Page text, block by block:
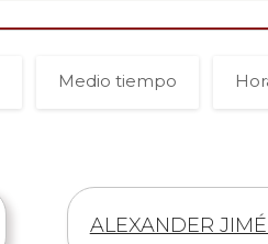
Medio tiempo
Información
ALEXANDER